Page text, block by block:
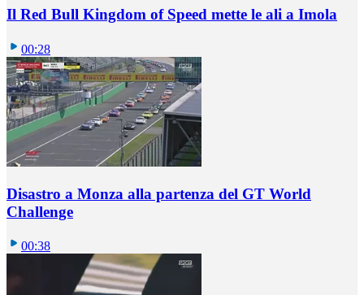
Il Red Bull Kingdom of Speed mette le ali a Imola
00:28
Disastro a Monza alla partenza del GT World
Challenge
00:38